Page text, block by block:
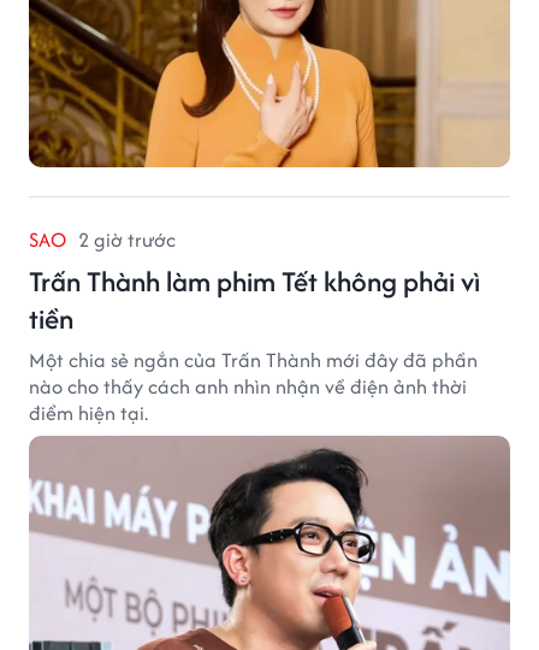
SAO 2 giờ trước
Trấn Thành làm phim Tết không phải vì
tiền
Một chia sẻ ngắn của Trấn Thành mới đây đã phần
nào cho thấy cách anh nhìn nhận về điện ảnh thời
điểm hiện tại.